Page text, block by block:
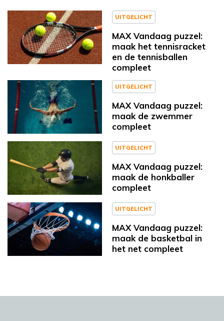
UITGELICHT
MAX Vandaag puzzel:
maak het tennisracket
en de tennisballen
compleet
UITGELICHT
MAX Vandaag puzzel:
maak de zwemmer
compleet
UITGELICHT
MAX Vandaag puzzel:
maak de honkballer
compleet
UITGELICHT
MAX Vandaag puzzel:
maak de basketbal in
het net compleet